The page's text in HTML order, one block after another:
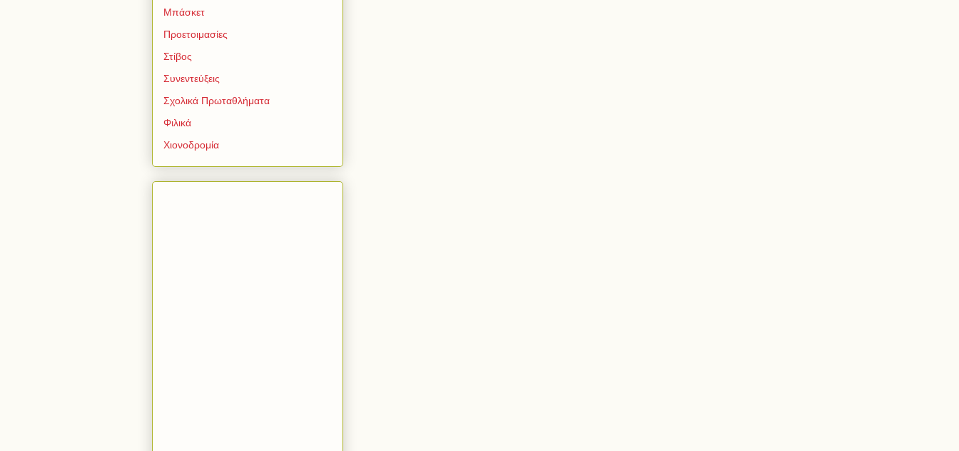
Μπάσκετ
Προετοιμασίες
Στίβος
Συνεντεύξεις
Σχολικά Πρωταθλήματα
Φιλικά
Χιονοδρομία